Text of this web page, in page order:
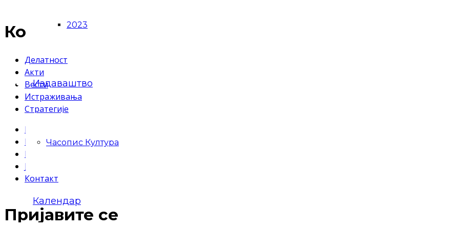
2023
Издаваштво
Часопис Култура
Календар
Корисни линкови
Делатност
Акти
Вести
Истраживања
Стратегије
Публикације
Календар догађаја
Информатор о раду
Јавне набавке
Контакт
Пријавите се